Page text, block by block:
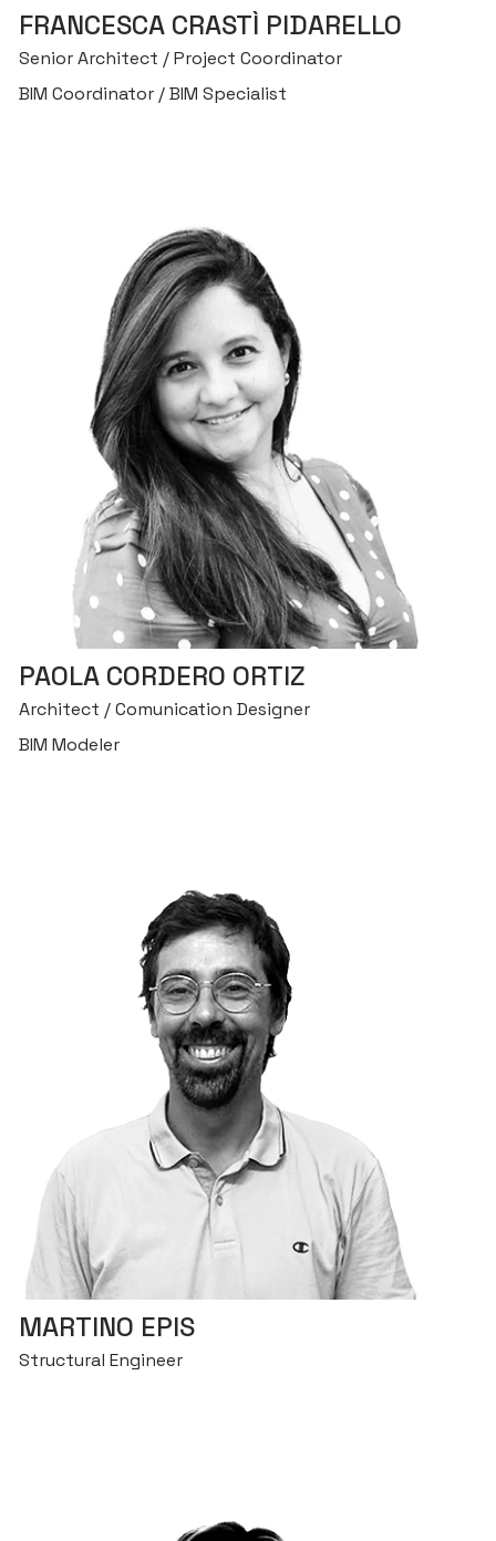
FRANCESCA CRASTÌ PIDARELLO
Senior Architect / Project Coordinator
BIM Coordinator / BIM Specialist
PAOLA CORDERO ORTIZ
Architect / Comunication Designer
BIM Modeler
MARTINO EPIS
Structural Engineer